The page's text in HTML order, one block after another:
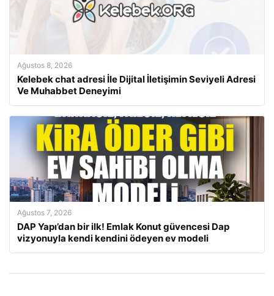
Ağustos 8, 2026
Kelebek chat adresi İle Dijital İletişimin Seviyeli Adresi
Ve Muhabbet Deneyimi
Ağustos 7, 2026
DAP Yapı’dan bir ilk! Emlak Konut güvencesi Dap
vizyonuyla kendi kendini ödeyen ev modeli